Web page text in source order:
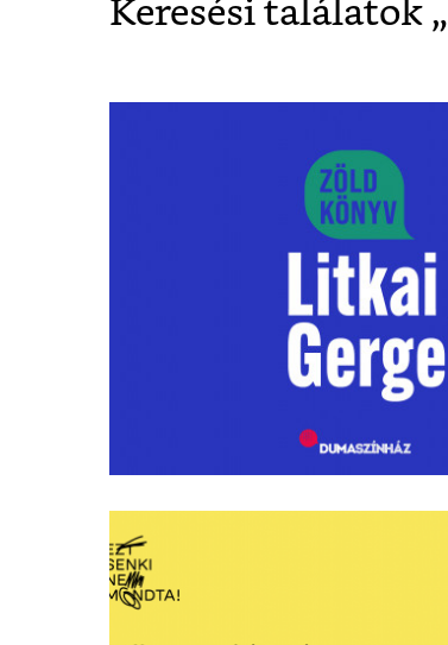
Keresési találatok „